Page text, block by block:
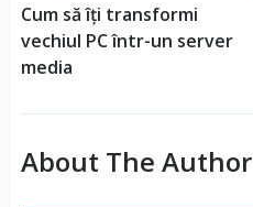
Cum să îți transformi
vechiul PC într-un server
media
About The Author